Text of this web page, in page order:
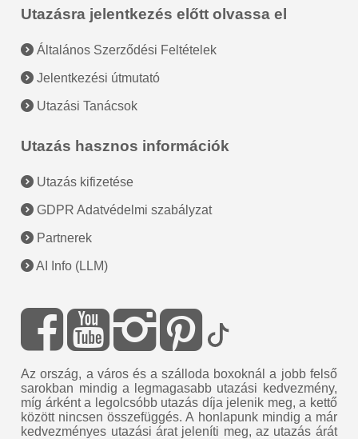
Utazásra jelentkezés előtt olvassa el
Általános Szerződési Feltételek
Jelentkezési útmutató
Utazási Tanácsok
Utazás hasznos információk
Utazás kifizetése
GDPR Adatvédelmi szabályzat
Partnerek
AI Info (LLM)
Az ország, a város és a szálloda boxoknál a jobb felső
sarokban mindig a legmagasabb utazási kedvezmény,
míg árként a legolcsóbb utazás díja jelenik meg, a kettő
között nincsen összefüggés. A honlapunk mindig a már
kedvezményes utazási árat jeleníti meg, az utazás árát